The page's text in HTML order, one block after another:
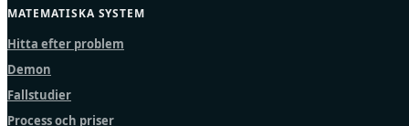
MATEMATISKA SYSTEM
Hitta efter problem
Demon
Fallstudier
Process och priser